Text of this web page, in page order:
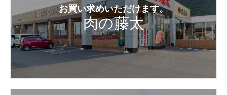
肉の藤太
お買い求めいただけます。